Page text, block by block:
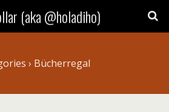
(aka @holadiho)
› Bücherregal